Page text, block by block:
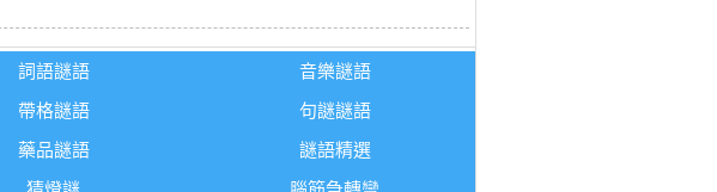
詞語謎語
音樂謎語
帶格謎語
句謎謎語
藥品謎語
謎語精選